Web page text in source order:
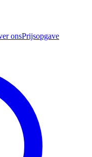
onsPrijsopgave